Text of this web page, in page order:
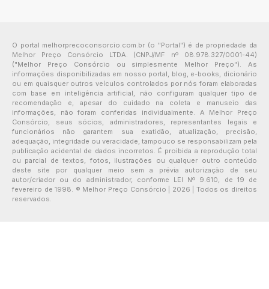
O portal melhorprecoconsorcio.com.br (o "Portal") é de propriedade da
Melhor Preço Consórcio LTDA. (CNPJ/MF nº 08.978.327/0001-44)
("Melhor Preço Consórcio ou simplesmente Melhor Preço"). As
informações disponibilizadas em nosso portal, blog, e-books, dicionário
ou em quaisquer outros veículos controlados por nós foram elaboradas
com base em inteligência artificial, não configuram qualquer tipo de
recomendação e, apesar do cuidado na coleta e manuseio das
informações, não foram conferidas individualmente. A Melhor Preço
Consórcio, seus sócios, administradores, representantes legais e
funcionários não garantem sua exatidão, atualização, precisão,
adequação, integridade ou veracidade, tampouco se responsabilizam pela
publicação acidental de dados incorretos. É proibida a reprodução total
ou parcial de textos, fotos, ilustrações ou qualquer outro conteúdo
deste site por qualquer meio sem a prévia autorização de seu
autor/criador ou do administrador, conforme LEI Nº 9.610, de 19 de
fevereiro de 1998. ® Melhor Preço Consórcio | 2026 | Todos os direitos
reservados.